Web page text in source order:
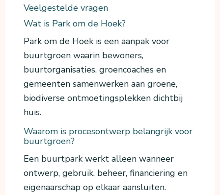
Veelgestelde vragen
Wat is Park om de Hoek?
Park om de Hoek is een aanpak voor
buurtgroen waarin bewoners,
buurtorganisaties, groencoaches en
gemeenten samenwerken aan groene,
biodiverse ontmoetingsplekken dichtbij
huis.
Waarom is procesontwerp belangrijk voor
buurtgroen?
Een buurtpark werkt alleen wanneer
ontwerp, gebruik, beheer, financiering en
eigenaarschap op elkaar aansluiten.